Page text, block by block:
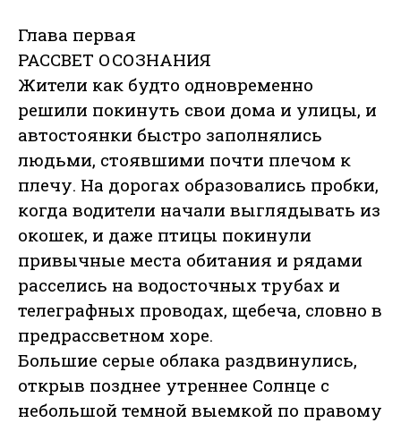
Глава первая
РАССВЕТ ОСОЗНАНИЯ
Жители как будто одновременно
решили покинуть свои дома и улицы, и
автостоянки быстро заполнялись
людьми, стоявшими почти плечом к
плечу. На дорогах образовались пробки,
когда водители начали выглядывать из
окошек, и даже птицы покинули
привычные места обитания и рядами
расселись на водосточных трубах и
телеграфных проводах, щебеча, словно в
предрассветном хоре.
Большие серые облака раздвинулись,
открыв позднее утреннее Солнце с
небольшой темной выемкой по правому